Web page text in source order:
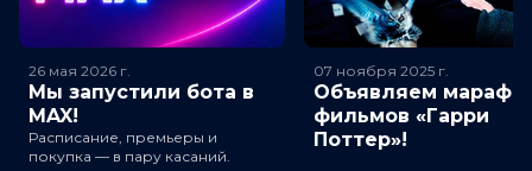
26 мая 2026 г.
Мы запустили бота в
MAX!
Расписание, премьеры и
покупка — в пару касаний.
07 ноября 2025 г.
Объявляем
фильмов «Гарри
Поттер»!